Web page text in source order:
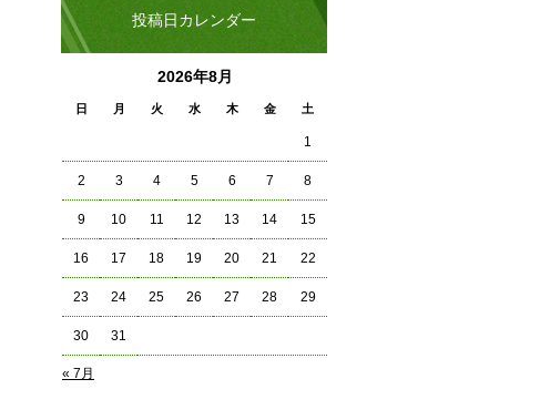
投稿日カレンダー
2026年8月
日 月 火 水 木 金 土
« 7月
1
2 3 4 5 6 7 8
9 10 11 12 13 14 15
16 17 18 19 20 21 22
23 24 25 26 27 28 29
30 31